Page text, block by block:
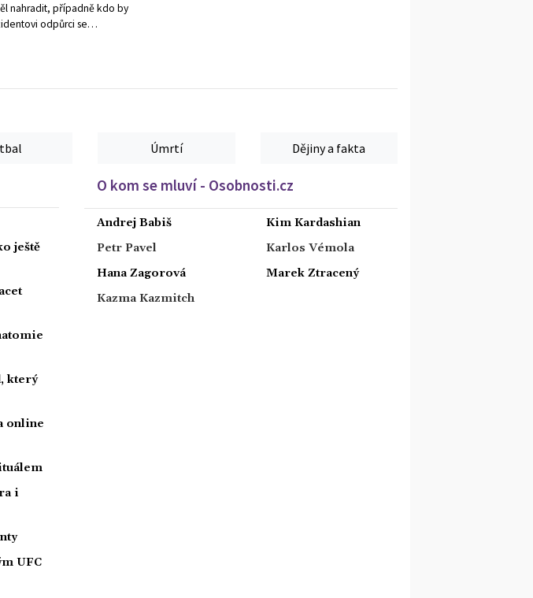
nahradit, případně kdo by
odpůrci se
Úmrtí Dějiny a fakta
ještě
který
online
i
UFC
O kom se mluví - Osobnosti.cz
Andrej Babiš
Petr Pavel
Hana Zagorová
Kazma Kazmitch
Kim Kardashian
Karlos Vémola
Marek Ztracený